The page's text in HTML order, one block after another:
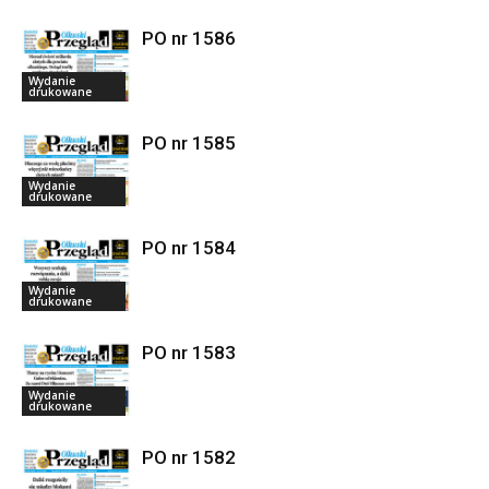
Wydanie
drukowane
PO nr 1586
Wydanie
drukowane
PO nr 1585
Wydanie
drukowane
PO nr 1584
Wydanie
drukowane
PO nr 1583
PO nr 1582